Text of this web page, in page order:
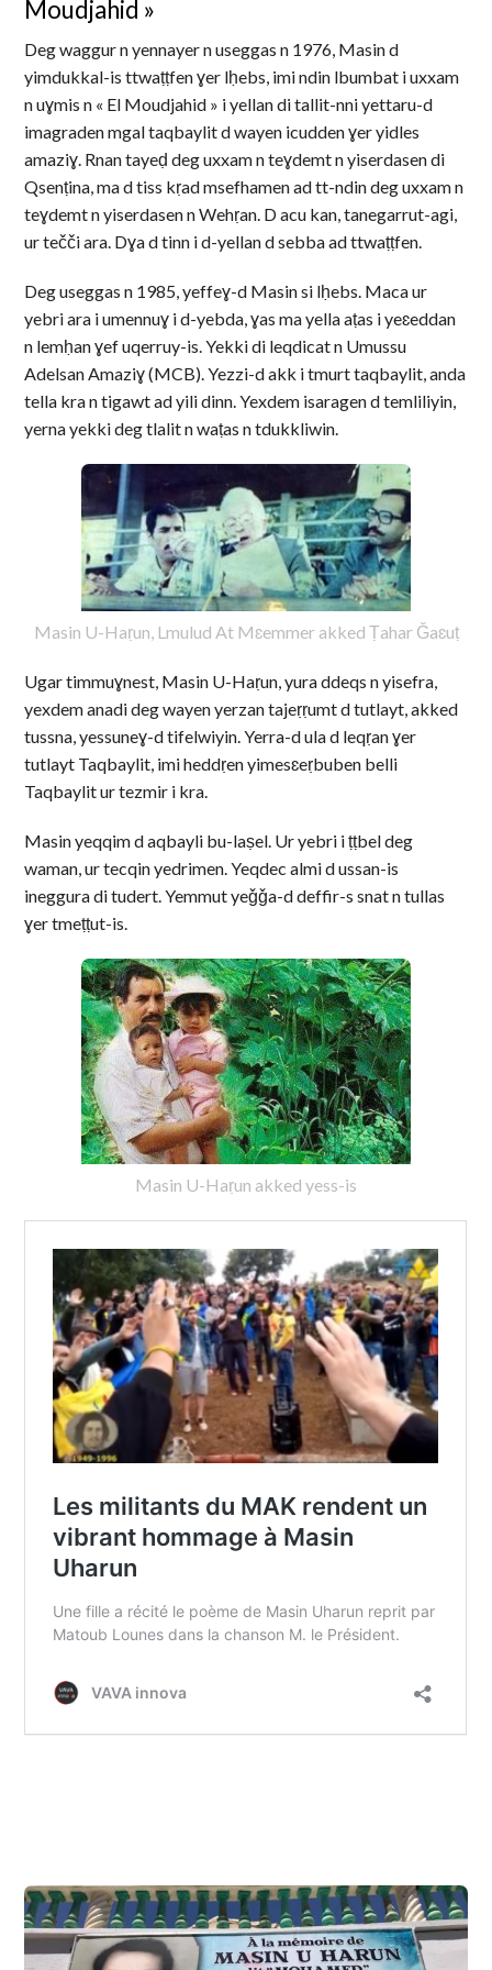
Moudjahid »
Deg waggur n yennayer n useggas n 1976, Masin d
yimdukkal-is ttwaṭṭfen ɣer lḥebs, imi ndin lbumbat i uxxam
n uɣmis n « El Moudjahid » i yellan di tallit-nni yettaru-d
imagraden mgal taqbaylit d wayen icudden ɣer yidles
amaziɣ. Rnan tayeḍ deg uxxam n teɣdemt n yiserdasen di
Qsenṭina, ma d tiss kṛad msefhamen ad tt-ndin deg uxxam n
teɣdemt n yiserdasen n Wehṛan. D acu kan, tanegarrut-agi,
ur tečči ara. Dɣa d tinn i d-yellan d sebba ad ttwaṭṭfen.
Deg useggas n 1985, yeffeɣ-d Masin si lḥebs. Maca ur
yebri ara i umennuɣ i d-yebda, ɣas ma yella aṭas i yeɛeddan
n lemḥan ɣef uqerruy-is. Yekki di leqdicat n Umussu
Adelsan Amaziɣ (MCB). Yezzi-d akk i tmurt taqbaylit, anda
tella kra n tigawt ad yili dinn. Yexdem isaragen d temliliyin,
yerna yekki deg tlalit n waṭas n tdukkliwin.
Masin U-Haṛun, Lmulud At Mɛemmer akked Ṭahar Ǧaɛuṭ
Ugar timmuɣnest, Masin U-Haṛun, yura ddeqs n yisefra,
yexdem anadi deg wayen yerzan tajeṛṛumt d tutlayt, akked
tussna, yessuneɣ-d tifelwiyin. Yerra-d ula d leqṛan ɣer
tutlayt Taqbaylit, imi heddṛen yimesɛeṛbuben belli
Taqbaylit ur tezmir i kra.
Masin yeqqim d aqbayli bu-laṣel. Ur yebri i ṭṭbel deg
waman, ur tecqin yedrimen. Yeqdec almi d ussan-is
ineggura di tudert. Yemmut yeǧǧa-d deffir-s snat n tullas
ɣer tmeṭṭut-is.
Masin U-Haṛun akked yess-is